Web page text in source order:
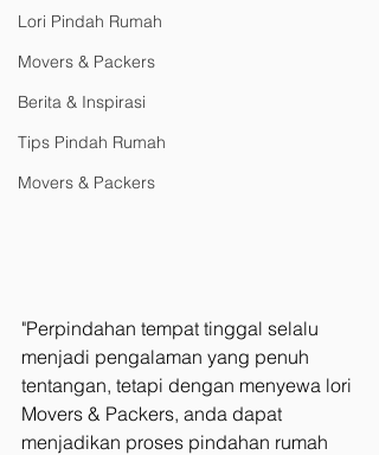
Lori Pindah Rumah
Movers & Packers
Berita & Inspirasi
Tips Pindah Rumah
Movers & Packers
"Perpindahan tempat tinggal selalu
menjadi pengalaman yang penuh
tentangan, tetapi dengan menyewa lori
Movers & Packers, anda dapat
menjadikan proses pindahan rumah